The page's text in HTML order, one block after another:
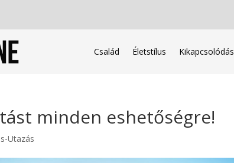
Család Életstílus Kikapcsolódás
minden eshetőségre!
Utazás